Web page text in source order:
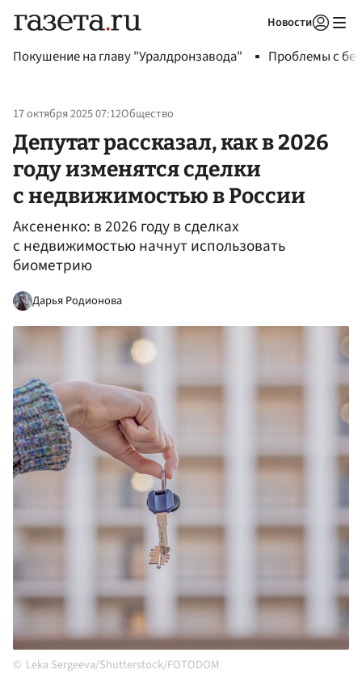
Новости
Покушение на главу "Уралдронзавода" Проблемы с
17 октября 2025 07:12Общество
Депутат рассказал, как в 2026
году изменятся сделки
с недвижимостью в России
Аксененко: в 2026 году в сделках
с недвижимостью начнут использовать
биометрию
Дарья Родионова
Leka Sergeeva/Shutterstock/FOTODOM